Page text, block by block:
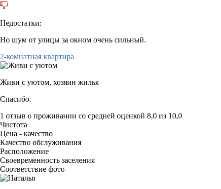
Недостатки:
Но шум от улицы за окном очень сильный.
2-комнатная квартира
Живи с уютом, хозяин жилья
Спасибо.
1 отзыв о проживании со средней оценкой 8,0 из 10,0
Чистота
Цена - качество
Качество обслуживания
Расположение
Своевременность заселения
Соответствие фото